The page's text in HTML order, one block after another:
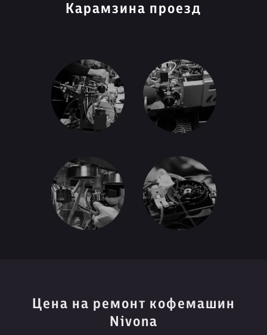
Карамзина проезд
Цена на ремонт кофемашин
Nivona